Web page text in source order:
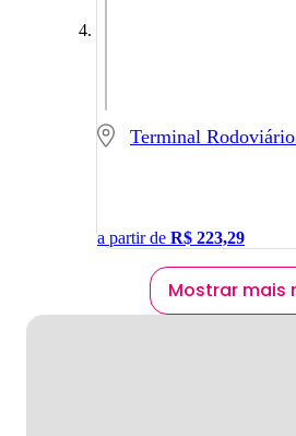
a partir de R$ 223,29
Mostrar mais